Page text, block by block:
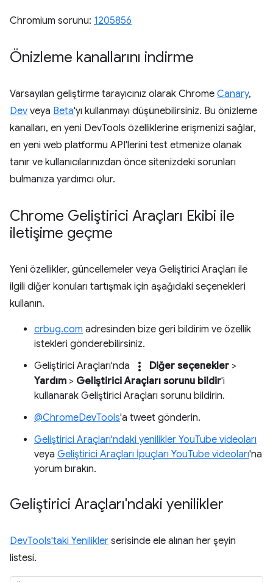
Chromium sorunu: 1205856
Önizleme kanallarını indirme
Varsayılan geliştirme tarayıcınız olarak Chrome Canary,
Dev veya Beta'yı kullanmayı düşünebilirsiniz. Bu önizleme
kanalları, en yeni DevTools özelliklerine erişmenizi sağlar,
en yeni web platformu API'lerini test etmenize olanak
tanır ve kullanıcılarınızdan önce sitenizdeki sorunları
bulmanıza yardımcı olur.
Chrome Geliştirici Araçları Ekibi ile
iletişime geçme
Yeni özellikler, güncellemeler veya Geliştirici Araçları ile
ilgili diğer konuları tartışmak için aşağıdaki seçenekleri
kullanın.
crbug.com adresinden bize geri bildirim ve özellik
istekleri gönderebilirsiniz.
Geliştirici Araçları'nda
more_vert Diğer seçenekler >
Yardım > Geliştirici Araçları sorunu bildir'i
kullanarak Geliştirici Araçları sorunu bildirin.
@ChromeDevTools'a tweet gönderin.
Geliştirici Araçları'ndaki yenilikler YouTube videoları
veya Geliştirici Araçları İpuçları YouTube videoları'na
yorum bırakın.
Geliştirici Araçları'ndaki yenilikler
DevTools'taki Yenilikler serisinde ele alınan her şeyin
listesi.